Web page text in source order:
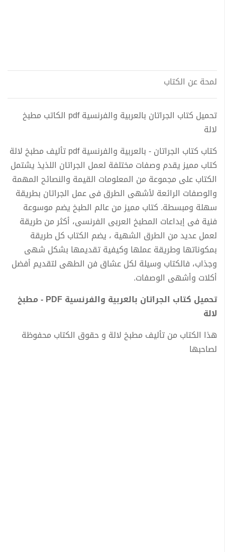
لمحة عن الكتاب
تحميل كتاب الجراتان بالعربية والفرنسية pdf الكاتب مطبخ
لالة
كتاب كتاب الجراتان - بالعربية والفرنسية pdf تأليف مطبخ لالة
كتاب مميز يقدم وصفات مختلفة لعمل الجراتان اللذيذ يشتمل
الكتاب على مجموعة من المعلومات القيمة والنصائح المهمة
والوصفات الرائعة لأشهى الطرق فى عمل الجراتان بطريقة
سهلة ومبسطة. كتاب مميز من عالم الطبخ يضم موسوعة
فنية فى إبداعات المطبخ العربى الفرنسى، أكثر من طريقة
لعمل عديد من الطرق الشهية ، يضم الكتاب كل طريقة
بمكوناتها وطريقة عملها وكيفية تقديمها بشكل شهى
وجذاب، فالكتاب وسيلة لكل عشاق فن الطهى لتقديم أفضل
أكلات وأشهى الوصفات.
تحميل كتاب الجراتان بالعربية والفرنسية PDF - مطبخ
لالة
هذا الكتاب من تأليف مطبخ لالة و حقوق الكتاب محفوظة
لصاحبها